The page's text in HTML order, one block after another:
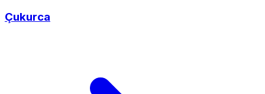
Çukurca